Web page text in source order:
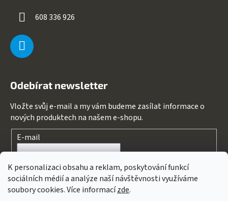
K personalizaci obsahu a reklam, poskytování funkcí
sociálních médií a analýze naší návštěvnosti využíváme
soubory cookies. Více informacízde.
608 336 926
Odebírat newsletter
Vložte svůj e-mail a my vám budeme zasílat informace o
nových produktech na našem e-shopu.
E-mail
Souhlasím spodmínkami ochrany osobních údajů
PŘIHLÁSIT SE